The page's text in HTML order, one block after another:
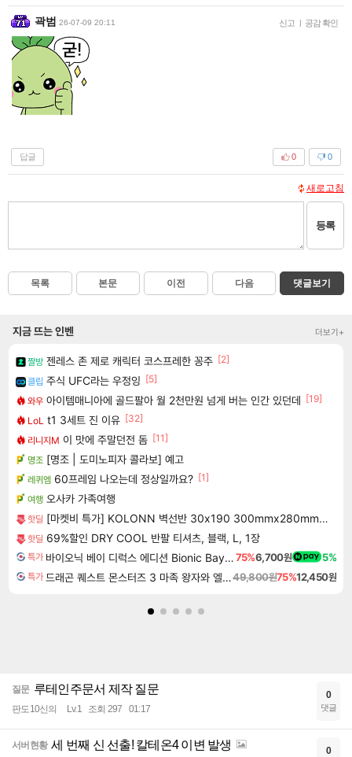
곽범 26-07-09 20:11 신고 | 공감 확인
답글 0
0
새로고침
등록
목록 본문 이전 다음 댓글보기
지금 뜨는 인벤 더보기+
짤방 젠레스 존 제로 캐릭터 코스프레한 꽁주 [2]
클립 주식 UFC라는 우정잉 [5]
와우 아이템매니아에 골드팔아 월 2천만원 넘게 버는 인간 있던데 [19]
LoL t1 3세트 진 이유 [32]
리니지M 이 맛에 주말던전 돔 [11]
명조 [명조 | 도미노피자 콜라보] 예고
레퀴엠 60프레임 나오는데 정상일까요? [1]
여행 오사카 가족여행
핫딜 [마켓비 특가] KOLONN 벽선반 30x190 300mmx280mmx1900mm, 6단, 블랙브라운 3142.2757
핫딜 69%할인 DRY COOL 반팔 티셔츠, 블랙, L, 1장
특가 바이오닉 베이 디럭스 에디션 Bionic Bay Deluxe Edition75%6,700원 5%
특가 드래곤 퀘스트 몬스터즈 3 마족 왕자와 엘프의 여행 Dragon Quest Monsters The Dark Prince49,800원75%12,450원
질문 루테인주문서 제작 질문
판도10신의 Lv.1 조회 297 01:17
0
댓글
서버현황 세 번째 신 선출! 칼테온4 이변 발생 0